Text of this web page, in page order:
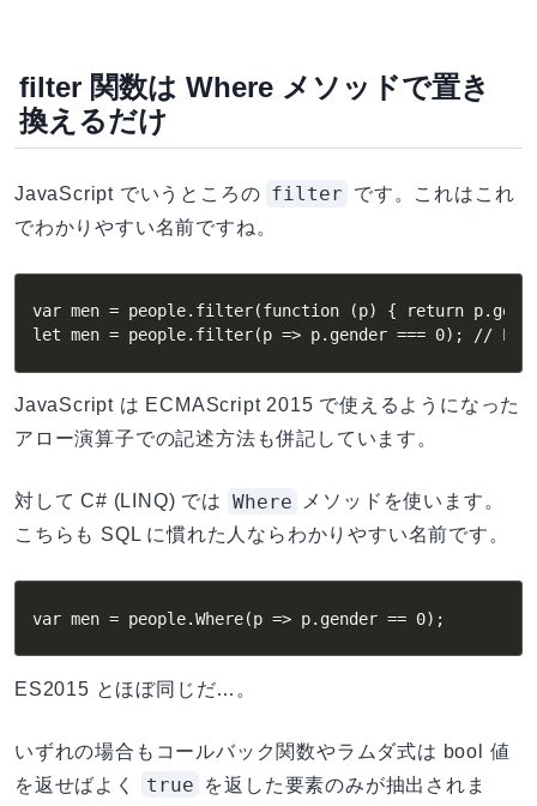
filter 関数は Where メソッドで置き
換えるだけ
JavaScript でいうところの filter
です。これはこれ
でわかりやすい名前ですね。
var men = people.filter(function (p) { return
let men = people.filter(p => p.gender === 0); //
JavaScript は ECMAScript 2015 で使えるようになった
アロー演算子での記述方法も併記しています。
対して C# (LINQ) では Where
メソッドを使います。
こちらも SQL に慣れた人ならわかりやすい名前です。
var men = people.Where(p => p.gender == 0);
ES2015 とほぼ同じだ…。
いずれの場合もコールバック関数やラムダ式は bool 値
を返せばよく
true
を返した要素のみが抽出されま